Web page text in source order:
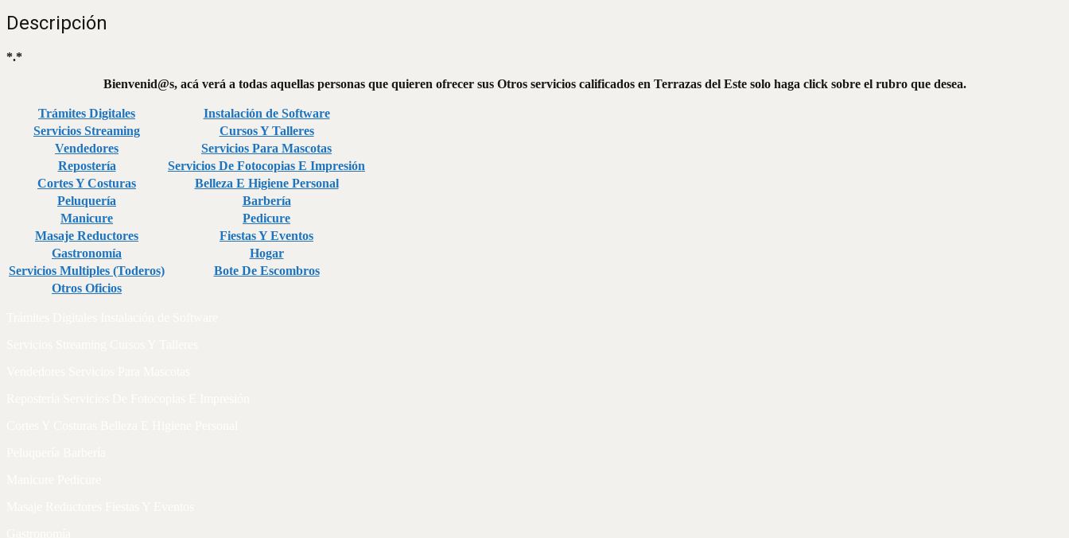
Descripción
*.*
Bienvenid@s, acá verá a todas aquellas personas que quieren ofrecer sus Otros servicios calificados en Terrazas del Este solo haga click sobre el rubro que desea.
Trámites Digitales
Instalación de Software
Servicios Streaming
Cursos Y Talleres
Vendedores
Servicios Para Mascotas
Repostería
Servicios De Fotocopias E Impresión
Cortes Y Costuras
Belleza E Higiene Personal
Peluquería
Barbería
Manicure
Pedicure
Masaje Reductores
Fiestas Y Eventos
Gastronomía
Hogar
Servicios Multiples (Toderos)
Bote De Escombros
Otros Oficios